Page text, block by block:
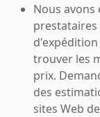
Nous avons
trouver les
prix.
des
sites Web